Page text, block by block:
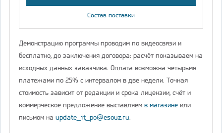
Состав поставки
Демонстрацию программы проводим по видеосвязи и
бесплатно, до заключения договора: расчёт показываем на
исходных данных заказчика. Оплата возможна четырьмя
платежами по 25% с интервалом в две недели. Точная
стоимость зависит от редакции и срока лицензии, счёт и
коммерческое предложение выставляем в магазине или
письмом на update_it_po@esouz.ru.